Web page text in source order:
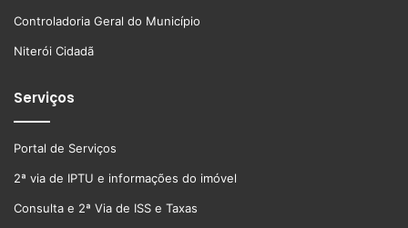
Controladoria Geral do Município
Niterói Cidadã
Serviços
Portal de Serviços
2ª via de IPTU e informações do imóvel
Consulta e 2ª Via de ISS e Taxas